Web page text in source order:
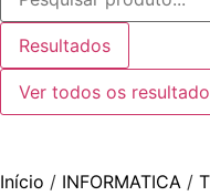
Resultados
Ver todos os
Início / INFORMATICA /